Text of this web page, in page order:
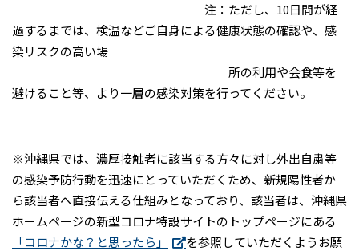
注：ただし、10日間が経
過するまでは、検温などご自身による健康状態の確認や、感
染リスクの高い場
所の利用や会食等を
避けること等、より一層の感染対策を行ってください。
※沖縄県では、濃厚接触者に該当する方々に対し外出自粛等
の感染予防行動を迅速にとっていただくため、新規陽性者か
ら該当者へ直接伝える仕組みとなっており、該当者は、沖縄県
ホームページの新型コロナ特設サイトのトップページにある
「コロナかな？と思ったら」
を参照していただくようお願